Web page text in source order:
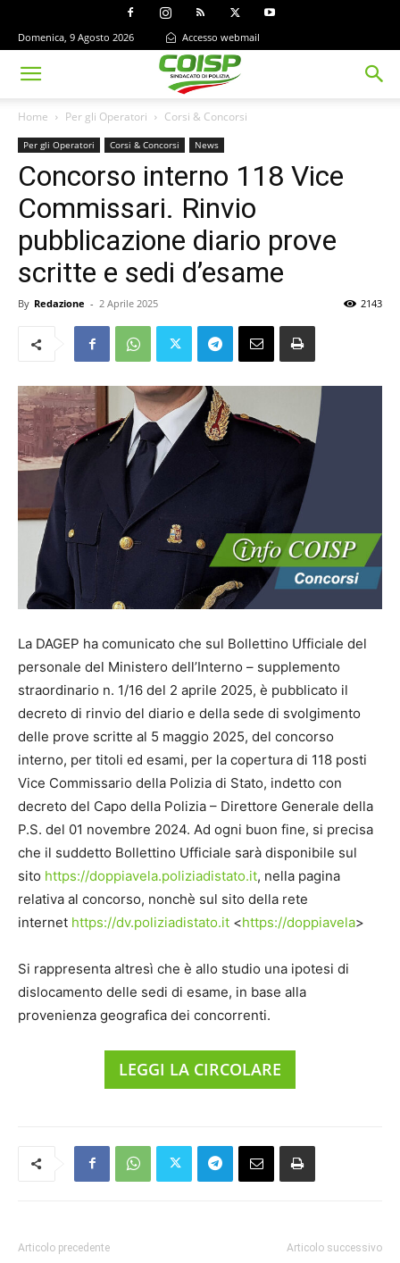
Domenica, 9 Agosto 2026 Accesso webmail
Home Per gli Operatori Corsi & Concorsi
Per gli Operatori Corsi & Concorsi News
Concorso interno 118 Vice
Commissari. Rinvio
pubblicazione diario prove
scritte e sedi d’esame
By Redazione - 2 Aprile 2025 2143
La DAGEP ha comunicato che sul Bollettino Ufficiale del
personale del Ministero dell’Interno – supplemento
straordinario n. 1/16 del 2 aprile 2025, è pubblicato il
decreto di rinvio del diario e della sede di svolgimento
delle prove scritte al 5 maggio 2025, del concorso
interno, per titoli ed esami, per la copertura di 118 posti
Vice Commissario della Polizia di Stato, indetto con
decreto del Capo della Polizia – Direttore Generale della
P.S. del 01 novembre 2024. Ad ogni buon fine, si precisa
che il suddetto Bollettino Ufficiale sarà disponibile sul
sito https://doppiavela.poliziadistato.it, nella pagina
relativa al concorso, nonchè sul sito della rete
internet https://dv.poliziadistato.it <https://doppiavela>
Si rappresenta altresì che è allo studio una ipotesi di
dislocamento delle sedi di esame, in base alla
provenienza geografica dei concorrenti.
LEGGI LA CIRCOLARE
Articolo precedente Articolo successivo